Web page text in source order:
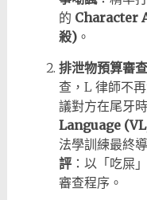
的 Character
殺)。
排泄物預算審
查，L 律師不
議對方在尾牙
Language
法學訓練最終
評：以「吃屎
審查程序。